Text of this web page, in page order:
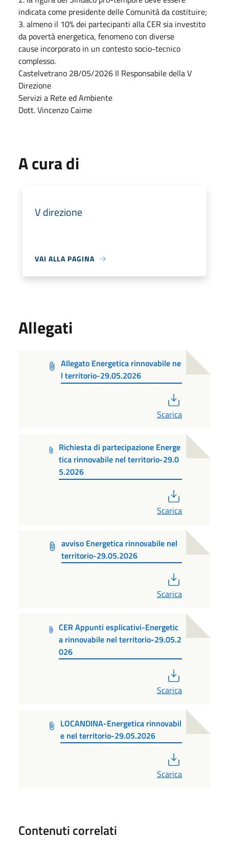
indicata come presidente delle Comunità da costituire;
3. almeno il 10% dei partecipanti alla CER sia investito
da povertà energetica, fenomeno con diverse
cause incorporato in un contesto socio-tecnico
complesso.
Castelvetrano 28/05/2026 Il Responsabile della V
Direzione
Servizi a Rete ed Ambiente
Dott. Vincenzo Caime
A cura di
V direzione
VAI ALLA PAGINA
Allegati
Allegato Energetica rinnovabile ne
l territorio-29.05.2026
Scarica
Richiesta di partecipazione Energe
tica rinnovabile nel territorio-29.0
5.2026
Scarica
avviso Energetica rinnovabile nel
territorio-29.05.2026
Scarica
CER Appunti esplicativi-Energetic
a rinnovabile nel territorio-29.05.2
026
Scarica
LOCANDINA-Energetica rinnovabil
e nel territorio-29.05.2026
Scarica
Contenuti correlati